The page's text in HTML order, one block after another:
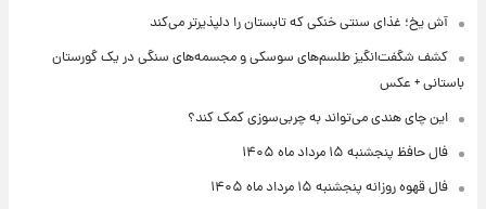
آش یخ؛ غذای سنتی خنکی که تابستان را دلپذیرتر می‌کند
کشف شگفت‌انگیز طلسم‌های سوسکی و مجسمه‌های سنگی در یک گورستان
باستانی + عکس
این چای هندی می‌تواند به چربی‌سوزی کمک کند؟
فال حافظ پنجشنبه ۱۵ مرداد ماه ۱۴۰۵
فال قهوه روزانه پنجشنبه ۱۵ مرداد ماه ۱۴۰۵